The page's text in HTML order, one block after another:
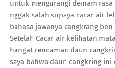
untuk mengurangi demam
nggak salah supaya cacar air
bahasa jawanya cangkrang
Setelah Cacar air kelihatan
hangat rendaman daun
saya bahwa daun cangkring